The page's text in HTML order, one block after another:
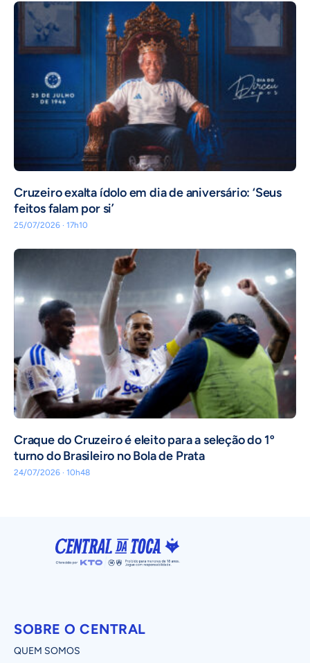
Cruzeiro exalta ídolo em dia de aniversário: ‘Seus
feitos falam por si’
25/07/2026 · 17h10
Craque do Cruzeiro é eleito para a seleção do 1º
turno do Brasileiro no Bola de Prata
24/07/2026 · 10h48
SOBRE O CENTRAL
QUEM SOMOS